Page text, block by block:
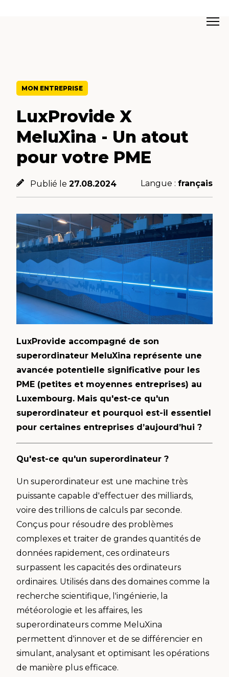
MON ENTREPRISE
LuxProvide X
MeluXina - Un atout
pour votre PME
Publié le 27.08.2024 Langue : français
LuxProvide accompagné de son
superordinateur MeluXina représente une
avancée potentielle significative pour les
PME (petites et moyennes entreprises) au
Luxembourg. Mais qu'est-ce qu'un
superordinateur et pourquoi est-il essentiel
pour certaines entreprises d’aujourd’hui ?
Qu'est-ce qu'un superordinateur ?
Un superordinateur est une machine très
puissante capable d'effectuer des milliards,
voire des trillions de calculs par seconde.
Conçus pour résoudre des problèmes
complexes et traiter de grandes quantités de
données rapidement, ces ordinateurs
surpassent les capacités des ordinateurs
ordinaires. Utilisés dans des domaines comme la
recherche scientifique, l'ingénierie, la
météorologie et les affaires, les
superordinateurs comme MeluXina
permettent d'innover et de se différencier en
simulant, analysant et optimisant les opérations
de manière plus efficace.